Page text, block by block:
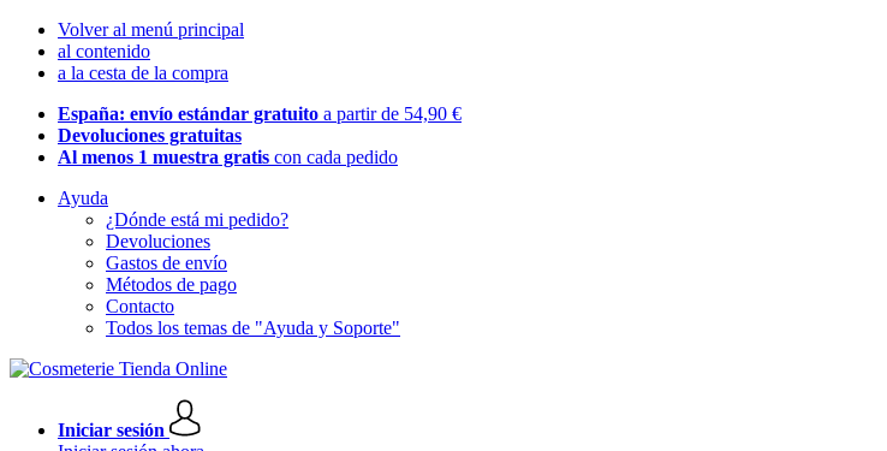
Volver al menú principal
al contenido
a la cesta de la compra
España: envío estándar gratuito a partir de 54,90 €
Devoluciones gratuitas
Al menos 1 muestra gratis con cada pedido
Ayuda
¿Dónde está mi pedido?
Devoluciones
Gastos de envío
Métodos de pago
Contacto
Todos los temas de "Ayuda y Soporte"
Iniciar sesión